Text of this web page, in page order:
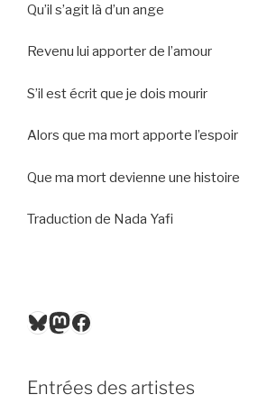
Qu’il s’agit là d’un ange
Revenu lui apporter de l’amour
S’il est écrit que je dois mourir
Alors que ma mort apporte l’espoir
Que ma mort devienne une histoire
Traduction de Nada Yafi
Bluesky
Mastodon
Facebook
Entrées des artistes